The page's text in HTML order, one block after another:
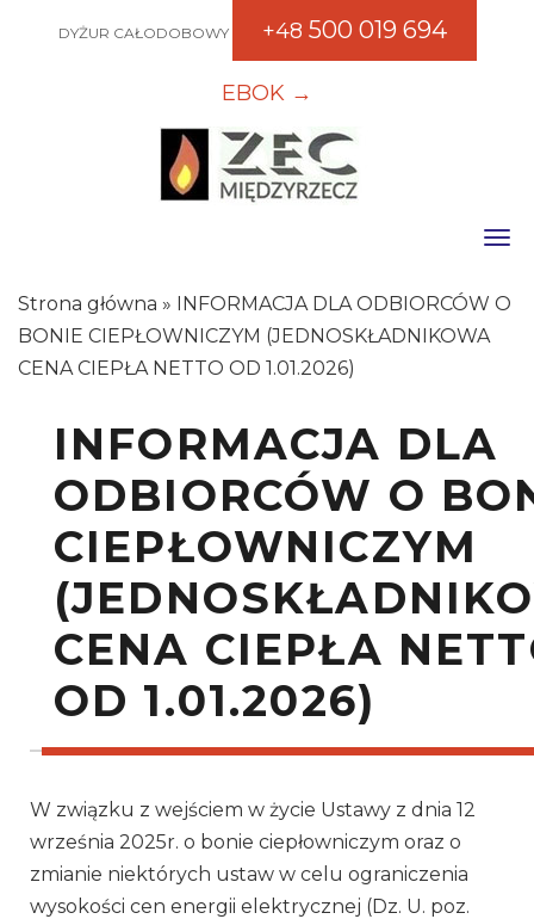
DYŻUR CAŁODOBOWY +48 500 019 694
EBOK →
Strona główna » INFORMACJA DLA ODBIORCÓW O
BONIE CIEPŁOWNICZYM (JEDNOSKŁADNIKOWA
CENA CIEPŁA NETTO OD 1.01.2026)
INFORMACJA DLA
ODBIORCÓW O
CIEPŁOWNICZYM
CENA CIEPŁA
OD 1.01.2026)
W związku z wejściem w życie Ustawy z dnia 12
września 2025r. o bonie ciepłowniczym oraz o
zmianie niektórych ustaw w celu ograniczenia
wysokości cen energii elektrycznej (Dz. U. poz.